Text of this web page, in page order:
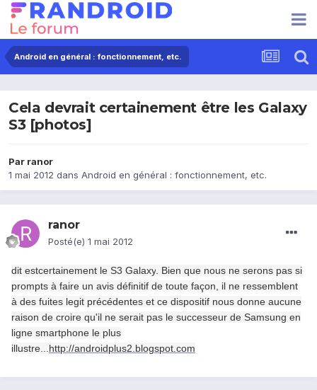
Android en général : fonctionnement, etc.
Cela devrait certainement être les Galaxy
S3 [photos]
Par ranor
1 mai 2012 dans Android en général : fonctionnement, etc.
ranor
Posté(e) 1 mai 2012
dit estcertainement le S3 Galaxy. Bien que nous ne serons pas si
prompts à faire un avis définitif de toute façon, il ne ressemblent
à des fuites legit précédentes et ce dispositif nous donne aucune
raison de croire qu'il ne serait pas le successeur de Samsung en
ligne smartphone le plus
illustre...http://androidplus2.blogspot.com